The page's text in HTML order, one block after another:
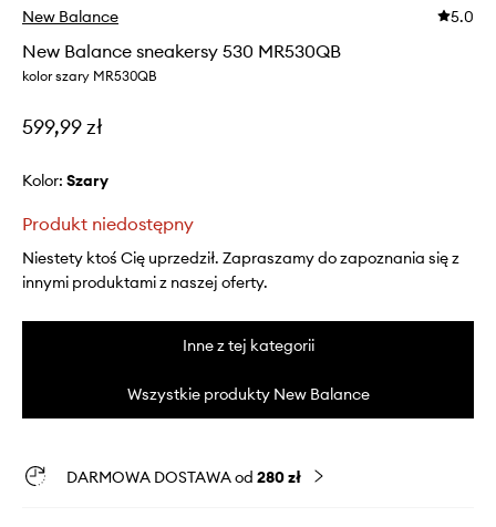
New Balance 5.0
New Balance sneakersy 530 MR530QB
kolor szary MR530QB
599,99 zł
Kolor: szary
Produkt niedostępny
Niestety ktoś Cię uprzedził. Zapraszamy do zapoznania się z
innymi produktami z naszej oferty.
Inne z tej kategorii
Wszystkie produkty New Balance
DARMOWA DOSTAWA od 280 zł